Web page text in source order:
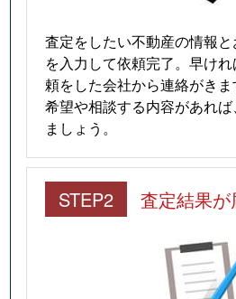
査定をしたい不動産の情報
を入力して依頼完了。早け
頼をした会社から連絡がきま
希望や相談する内容があれば
ましょう。
STEP2 査定結果が